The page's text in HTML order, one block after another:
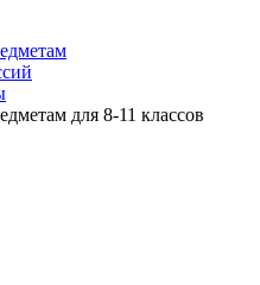
для 8-11 классов